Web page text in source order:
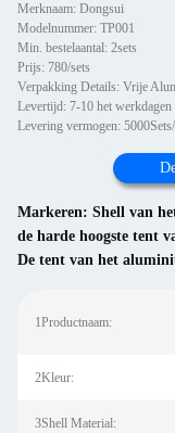
Merknaam: Dongsui
Modelnummer: TP001
Min. bestelaantal: 2sets
Prijs: 780/sets
Levertijd: 7-10 het werkdagen
Levering vermogen:
Markeren: Shell van
de harde hoogste tent
De tent van het
1Productnaam:
2Kleur:
3Shell Material: